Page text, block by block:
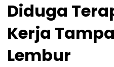
Diduga
Kerja
Lembur